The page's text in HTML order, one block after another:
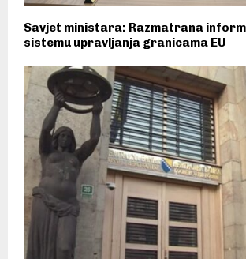
Savjet ministara: Razmatrana
sistemu upravljanja granicama EU